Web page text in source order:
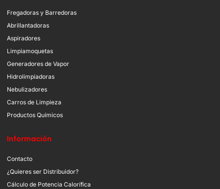
Fregadoras y Barredoras
Abrillantadoras
Aspiradores
Limpiamoquetas
Generadores de Vapor
Hidrolimpiadoras
Nebulizadores
Carros de Limpieza
Productos Químicos
Información
Contacto
¿Quieres ser Distribuidor?
Cálculo de Potencia Calorífica